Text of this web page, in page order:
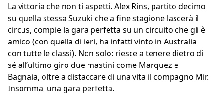
La vittoria che non ti aspetti. Alex Rins, partito decimo
su quella stessa Suzuki che a fine stagione lascerà il
circus, compie la gara perfetta su un circuito che gli è
amico (con quella di ieri, ha infatti vinto in Australia
con tutte le classi). Non solo: riesce a tenere dietro di
sé all’ultimo giro due mastini come Marquez e
Bagnaia, oltre a distaccare di una vita il compagno Mir.
Insomma, una gara perfetta.